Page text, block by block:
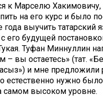
к Марселю Хакимовичу,
на его курс и было
года выучить татарский
его будущей
Туфан Миннуллин
вы остаетесь» (тат.
и мне предложили
естественно нужно
самом высоком уровне.